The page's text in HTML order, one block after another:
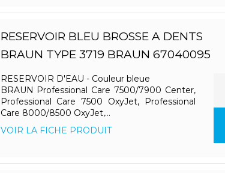
RESERVOIR BLEU BROSSE A DENTS
BRAUN TYPE 3719 BRAUN 67040095
RESERVOIR D'EAU - Couleur bleue
BRAUN Professional Care 7500/7900 Center,
Professional Care 7500 OxyJet, Professional
Care 8000/8500 OxyJet,...
VOIR LA FICHE PRODUIT